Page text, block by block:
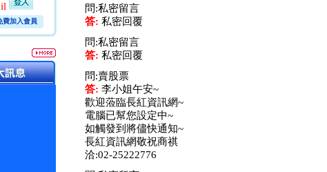
費加入會員
問:私密留言
答: 私密回覆
問:私密留言
答: 私密回覆
問:賣股票
答: 李小姐午安~
歡迎蒞臨長紅資訊網~
電腦已幫您設定中~
如觸發到將儘快通知~
長紅資訊網敬祝商祺
洽:02-25222776